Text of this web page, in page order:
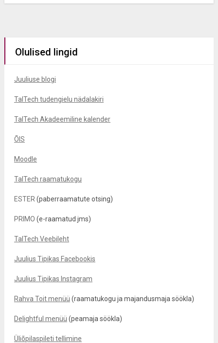
Olulised lingid
Juuliuse blogi
TalTech tudengielu nädalakiri
TalTech Akadeemiline kalender
ÕIS
Moodle
TalTech raamatukogu
ESTER (paberraamatute otsing)
PRIMO (e-raamatud jms)
TalTech Veebileht
Juulius Tipikas Facebookis
Juulius Tipikas Instagram
Rahva Toit menüü (raamatukogu ja majandusmaja söökla)
Delightful menüü (peamaja söökla)
Üliõpilaspileti tellimine